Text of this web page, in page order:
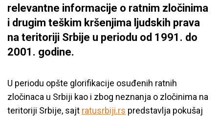
relevantne informacije o ratnim zločinima
i drugim teškim kršenjima ljudskih prava
na teritoriji Srbije u periodu od 1991. do
2001. godine.
U periodu opšte glorifikacije osuđenih ratnih
zločinaca u Srbiji kao i zbog neznanja o zločinima na
teritoriji Srbije, sajt ratusrbiji.rs predstavlja pokušaj